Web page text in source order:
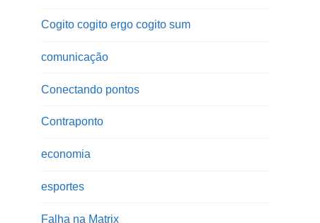
Cogito cogito ergo cogito sum
comunicação
Conectando pontos
Contraponto
economia
esportes
Falha na Matrix